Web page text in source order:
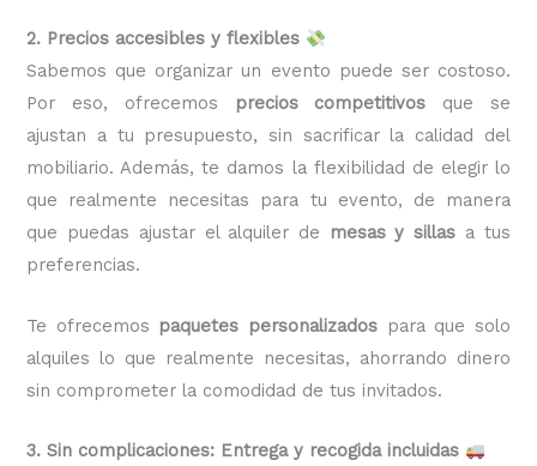
2. Precios accesibles y flexibles
Sabemos que organizar un evento puede ser costoso.
Por eso, ofrecemos
precios competitivos que se
ajustan a tu presupuesto, sin sacrificar la calidad del
mobiliario. Además, te damos la flexibilidad de elegir lo
que realmente necesitas para tu evento, de manera
que puedas ajustar el alquiler de
mesas y sillas a tus
preferencias.
Te ofrecemos paquetes personalizados para que solo
alquiles lo que realmente necesitas, ahorrando dinero
sin comprometer la comodidad de tus invitados.
3. Sin complicaciones: Entrega y recogida incluidas